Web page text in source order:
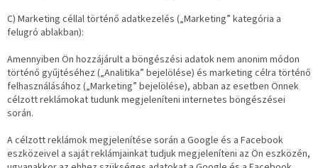
C) Marketing céllal történő adatkezelés („Marketing” kategória a
felugró ablakban):
Amennyiben Ön hozzájárult a böngészési adatok nem anonim módon
történő gyűjtéséhez („Analitika” bejelölése) és marketing célra történő
felhasználásához („Marketing” bejelölése), abban az esetben Önnek
célzott reklámokat tudunk megjeleníteni internetes böngészései
során.
A célzott reklámok megjelenítése során a Google és a Facebook
eszközeivel a saját reklámjainkat tudjuk megjeleníteni az Ön eszközén,